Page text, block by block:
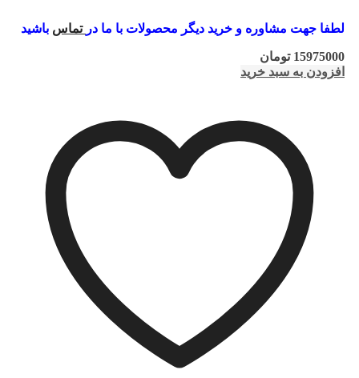
لطفا جهت مشاوره و خرید دیگر محصولات با ما در تماس باشید
15975000 تومان
افزودن به سبد خرید